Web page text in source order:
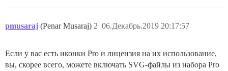
pmusaraj (Penar Musaraj) 06.Декабрь.2019 20:17:57
2
Если у вас есть иконки Pro и лицензия на их использование,
вы, скорее всего, можете включать SVG-файлы из набора Pro